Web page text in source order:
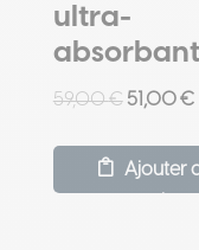
ultra-
59,00€ Le
initial
était :
51,00€
Ajouter